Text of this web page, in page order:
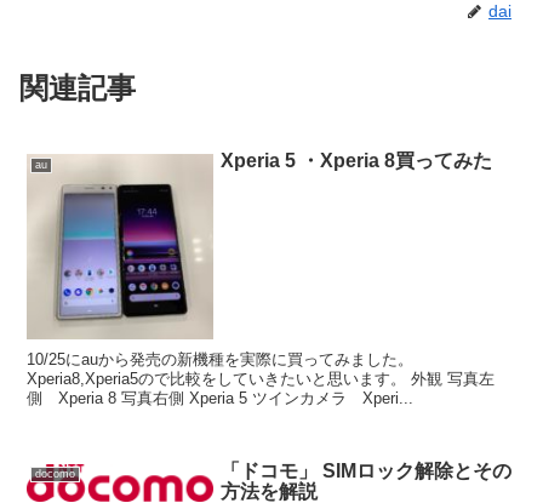
dai
関連記事
au Xperia 5 ・Xperia 8買ってみた
10/25にauから発売の新機種を実際に買ってみました。
Xperia8,Xperia5ので比較をしていきたいと思います。 外観 写真左
側 Xperia 8 写真右側 Xperia 5 ツインカメラ Xperi...
docomo
「ドコモ」 SIMロック解除とその
方法を解説